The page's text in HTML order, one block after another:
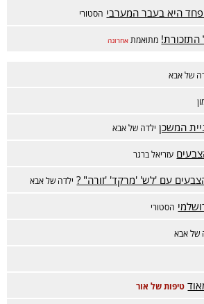
היא בעבר המערבי הסטורי
התזכורת! מתואמת אחרונה
של אבא
המשכן ילדה של אבא
עזריאל ברגר
עם 'לש' 'מרקד' 'זורה" ? ילדה של אבא
הסטורי
של אבא
טיפות של אור